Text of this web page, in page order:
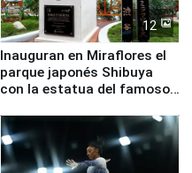
12
Inauguran en Miraflores el
parque japonés Shibuya
con la estatua del famoso